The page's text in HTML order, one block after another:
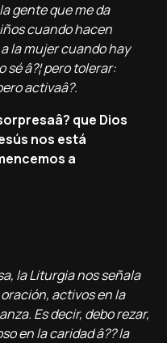
gente que me da
cuando hacen
la mujer cuando hay
sé â?¦ pero tolerar:
activaâ?.
que Dios
nos está
a
la Liturgia nos señala
activos en la
Es decir, debo rezar,
en la caridad â?? la